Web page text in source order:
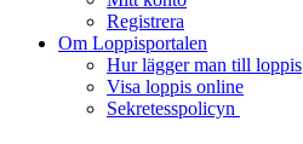
Registrera
Om Loppisportalen
Hur lägger man till loppis
Visa loppis online
Sekretesspolicyn